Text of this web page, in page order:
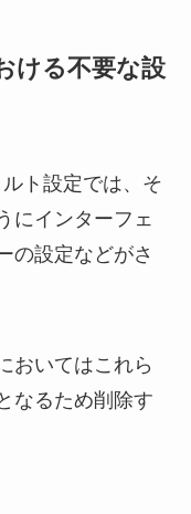
ける不要な設
ト設定では、そ
にインターフェ
の設定などがさ
おいてはこれら
なるため削除す